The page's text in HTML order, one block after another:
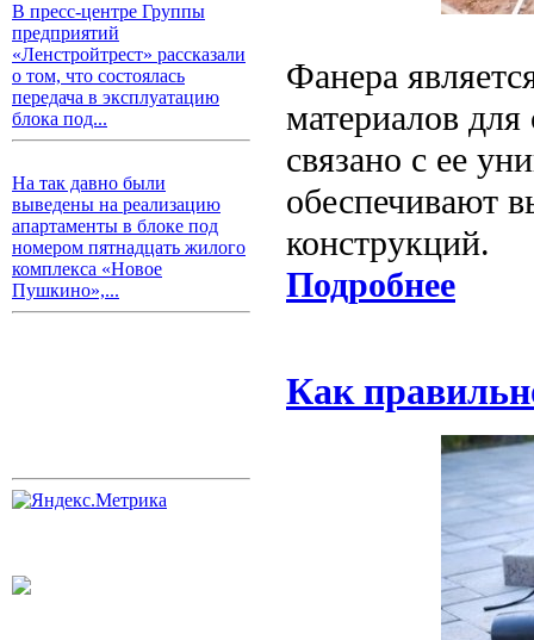
В пресс-центре Группы
предприятий
«Ленстройтрест» рассказали
о том, что состоялась
передача в эксплуатацию
блока под...
На так давно были
выведены на реализацию
апартаменты в блоке под
номером пятнадцать жилого
комплекса «Новое
Пушкино»,...
Фанера
материалов для
связано с ее
обеспечивают
конструкций.
Подробнее
Как